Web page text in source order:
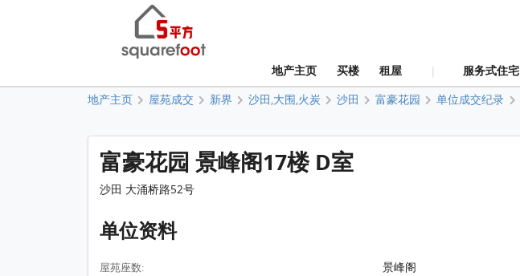
地产主页 买楼 租屋 | 服务式住宅
地产主页 屋苑成交 新界 沙田,大围,火炭 沙田 富豪花园 单位成交纪录
富豪花园 景峰阁17楼 D室
沙田 大涌桥路52号
单位资料
屋苑座数: 景峰阁